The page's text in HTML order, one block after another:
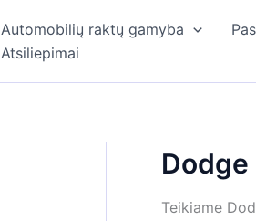
Automobilių raktų gamyba
Atsiliepimai
Teikiame